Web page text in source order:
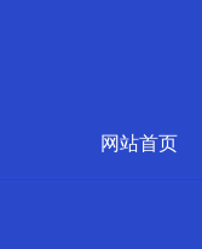
网站首页